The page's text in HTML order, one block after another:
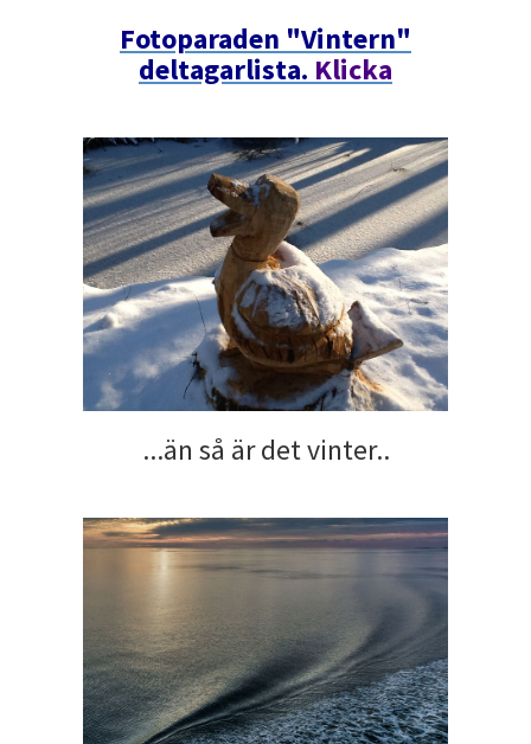
Fotoparaden "Vintern"
deltagarlista. Klicka
...än så är det vinter..